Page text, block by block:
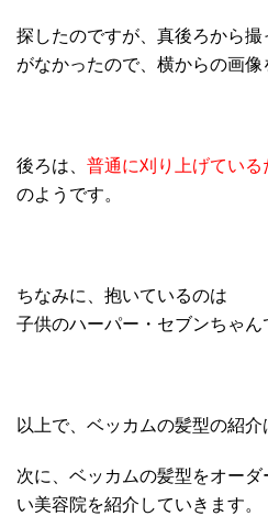
探したのですが、真後ろから撮
がなかったので、横からの画像
後ろは、 普通に刈り上げている
のようです。
ちなみに、抱いているのは
子供のハーパー・セブンちゃん
以上で、ベッカムの髪型の紹介
次に、ベッカムの髪型をオー
い美容院を紹介していきます。